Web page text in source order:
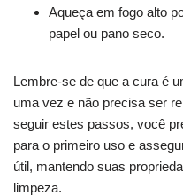
Aqueça em fogo alto
papel ou pano seco.
Lembre-se de que a cura é
uma vez e não precisa ser
seguir estes passos, você
para o primeiro uso e
útil, mantendo suas
limpeza.